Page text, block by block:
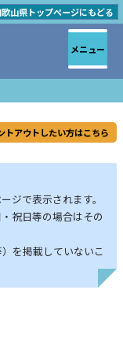
山県トップページにもどる
トアウトしたい方はこちら
ジで表示されます。
祝日等の場合はその
を掲載していないこ
メニュー